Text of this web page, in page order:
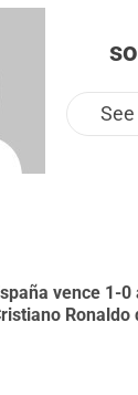
vence 1-
Ronaldo